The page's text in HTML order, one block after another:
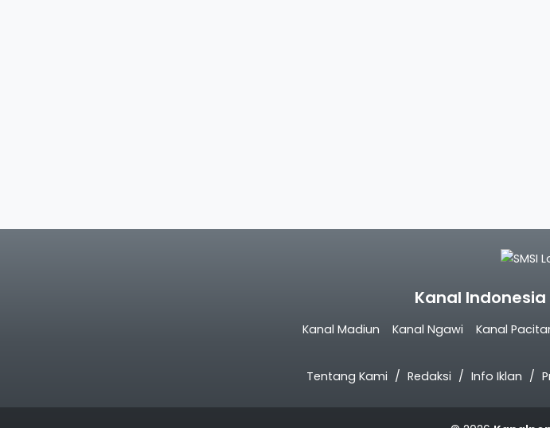
Kanal
Kanal Madiun Kanal Ngawi Kanal
Tentang Kami Redaksi Info Iklan